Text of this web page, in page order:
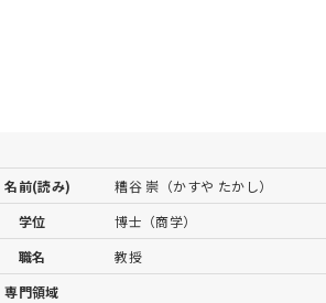
名前(読み)
糟谷 崇（かすや たかし）
学位
博士（商学）
職名
教授
専門領域